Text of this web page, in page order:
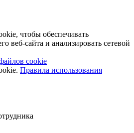
чтобы обеспечивать
веб-сайта и анализировать сетевой
cookie
Правила использования